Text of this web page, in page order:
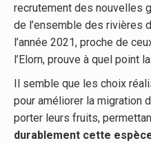
recrutement des nouvelles
de l’ensemble des rivières
l’année 2021, proche de
l’Elorn, prouve à quel point
Il semble que les choix
pour améliorer la migration
porter leurs fruits,
durablement cette